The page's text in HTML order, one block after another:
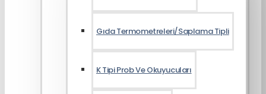
Gıda Termometreleri/Saplama Tipli
K Tipi Prob Ve Okuyucuları